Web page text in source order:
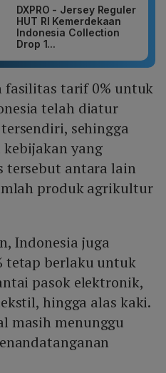
DXPRO - Jersey Reguler
HUT RI Kemerdekaan
Indonesia Collection
Drop 1...
fasilitas tarif 0% untuk
telah diatur
sehingga
yang
tersebut antara lain
produk agrikultur
Indonesia juga
tetap berlaku untuk
pasok elektronik,
hingga alas kaki.
masih menunggu